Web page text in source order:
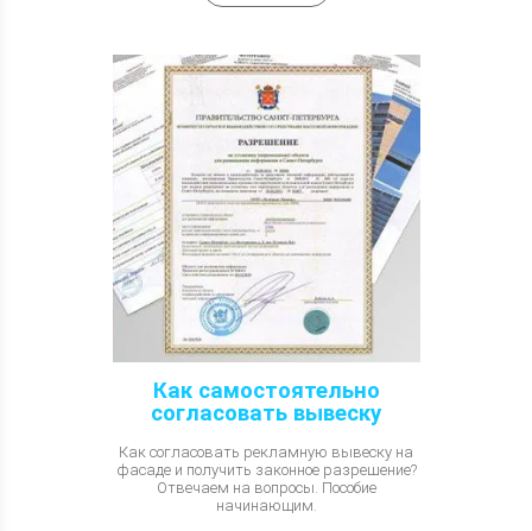
Как самостоятельно
согласовать вывеску
Как согласовать рекламную вывеску на
фасаде и получить законное разрешение?
Отвечаем на вопросы. Пособие
начинающим.